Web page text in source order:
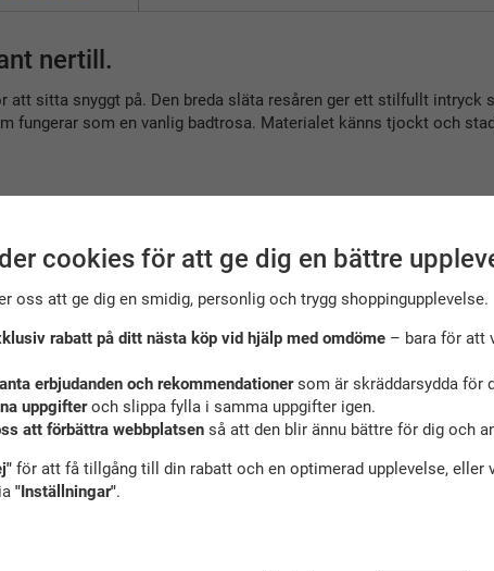
nertill.
att sitta snyggt på. Den breda släta resåren ger ett stilfullt
fungerar som en vanlig badtrosa. Materialet känns tjockt och
tillbehör till denna
cookies för att ge dig en bättre
oss att ge dig en smidig, personlig och trygg shoppingupplevelse.
rabatt på ditt nästa köp vid hjälp med omdöme– bara för att
erbjudanden och rekommendationersom är skräddarsydda för
uppgifteroch slippa fylla i samma uppgifter igen.
att förbättra webbplatsenså att den blir ännu bättre för dig och
för att få tillgång till din rabatt och en optimerad upplevelse, eller
"Inställningar".